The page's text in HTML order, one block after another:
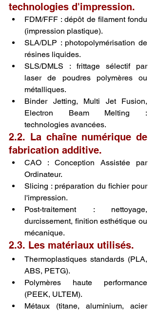
technologies d'impression.
FDM/FFF : dépôt de filament fondu
(impression plastique).
SLA/DLP : photopolymérisation de
résines liquides.
SLS/DMLS : frittage sélectif par
laser de poudres polymères ou
métalliques.
Binder Jetting, Multi Jet Fusion,
Electron Beam Melting :
technologies avancées.
2.2. La chaîne numérique de
fabrication additive.
CAO : Conception Assistée par
Ordinateur.
Slicing : préparation du fichier pour
l'impression.
Post-traitement : nettoyage,
durcissement, finition esthétique ou
mécanique.
2.3. Les matériaux utilisés.
Thermoplastiques standards (PLA,
ABS, PETG).
Polymères haute performance
(PEEK, ULTEM).
Métaux (titane, aluminium, acier